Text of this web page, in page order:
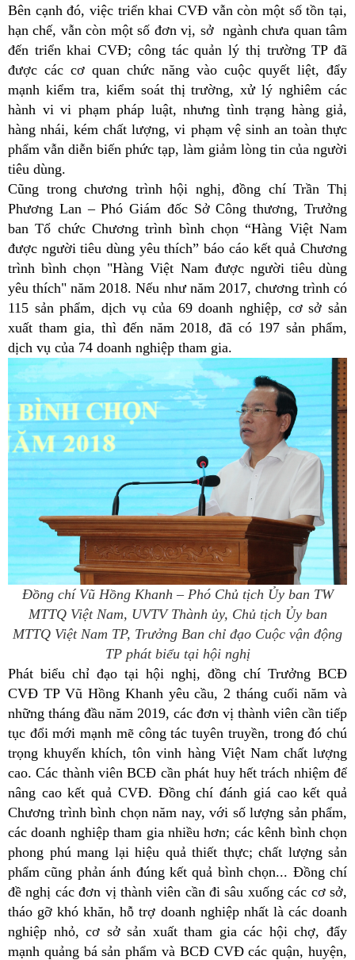
Bên cạnh đó, việc triển khai CVĐ vẫn còn một số tồn tại,
hạn chế, vẫn còn một số đơn vị, sở ngành chưa quan tâm
đến triển khai CVĐ; công tác quản lý thị trường TP đã
được các cơ quan chức năng vào cuộc quyết liệt, đẩy
mạnh kiểm tra, kiểm soát thị trường, xử lý nghiêm các
hành vi vi phạm pháp luật, nhưng tình trạng hàng giả,
hàng nhái, kém chất lượng, vi phạm vệ sinh an toàn thực
phẩm vẫn diễn biến phức tạp, làm giảm lòng tin của người
tiêu dùng.
Cũng trong chương trình hội nghị, đồng chí Trần Thị
Phương Lan – Phó Giám đốc Sở Công thương, Trưởng
ban Tổ chức Chương trình bình chọn “Hàng Việt Nam
được người tiêu dùng yêu thích” báo cáo kết quả Chương
trình bình chọn "Hàng Việt Nam được người tiêu dùng
yêu thích" năm 2018. Nếu như năm 2017, chương trình có
115 sản phẩm, dịch vụ của 69 doanh nghiệp, cơ sở sản
xuất tham gia, thì đến năm 2018, đã có 197 sản phẩm,
dịch vụ của 74 doanh nghiệp tham gia.
Đồng chí Vũ Hồng Khanh – Phó Chủ tịch Ủy ban TW
MTTQ Việt Nam, UVTV Thành ủy, Chủ tịch Ủy ban
MTTQ Việt Nam TP, Trưởng Ban chỉ đạo Cuộc vận động
TPphát biểu tại hội nghị
Phát biểu chỉ đạo tại hội nghị, đồng chí Trưởng BCĐ
CVĐ TP Vũ Hồng Khanh yêu cầu, 2 tháng cuối năm và
những tháng đầu năm 2019, các đơn vị thành viên cần tiếp
tục đổi mới mạnh mẽ công tác tuyên truyền, trong đó chú
trọng khuyến khích, tôn vinh hàng Việt Nam chất lượng
cao. Các thành viên BCĐ cần phát huy hết trách nhiệm để
nâng cao kết quả CVĐ. Đồng chí đánh giá cao kết quả
Chương trình bình chọn năm nay, với số lượng sản phẩm,
các doanh nghiệp tham gia nhiều hơn; các kênh bình chọn
phong phú mang lại hiệu quả thiết thực; chất lượng sản
phẩm cũng phản ánh đúng kết quả bình chọn... Đồng chí
đề nghị các đơn vị thành viên cần đi sâu xuống các cơ sở,
tháo gỡ khó khăn, hỗ trợ doanh nghiệp nhất là các doanh
nghiệp nhỏ, cơ sở sản xuất tham gia các hội chợ, đẩy
mạnh quảng bá sản phẩm và BCĐ CVĐ các quận, huyện,